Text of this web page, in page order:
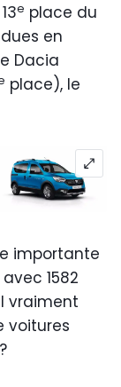
e place du
en
Dacia
place), le
importante
1582
vraiment
voitures